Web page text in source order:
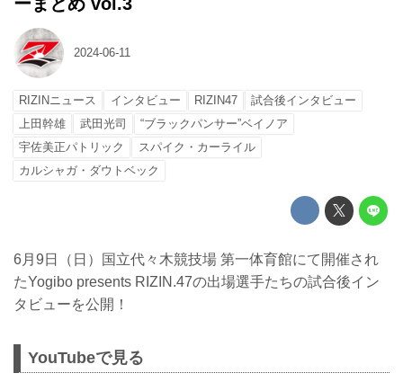
2024-06-11
RIZINニュース インタビュー RIZIN47
試合後インタビュー
上田幹雄
武田光司
“ブラックパンサー”ベイノア
宇佐美正パトリック
スパイク・カーライル
カルシャガ・ダウトベック
6月9日（日）国立代々木競技場 第一体育館にて開催され
たYogibo presents RIZIN.47の出場選手たちの試合後イン
タビューを公開！
YouTubeで見る